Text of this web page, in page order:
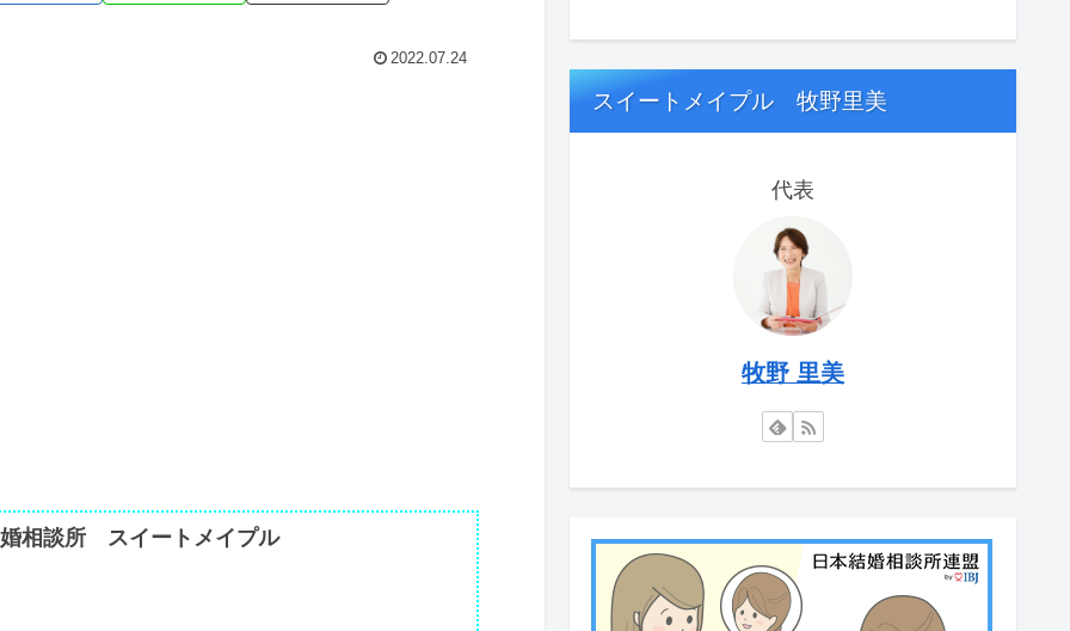
2022.07.24
相談所 スイートメイプル
スイートメイプル 牧野里美
代表
牧野 里美